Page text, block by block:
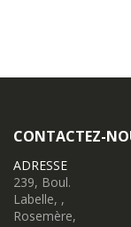
CONTACTEZ-
ADRESSE
239, Boul.
Labelle, ,
Rosemère,